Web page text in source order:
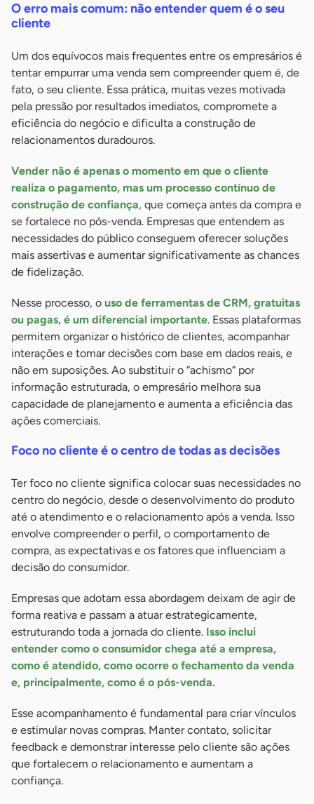
O erro mais comum: não entender quem é o seu
cliente
Um dos equívocos mais frequentes entre os empresários é
tentar empurrar uma venda sem compreender quem é, de
fato, o seu cliente. Essa prática, muitas vezes motivada
pela pressão por resultados imediatos, compromete a
eficiência do negócio e dificulta a construção de
relacionamentos duradouros.
Vender não é apenas o momento em que o cliente
realiza o pagamento, mas um processo contínuo de
construção de confiança, que começa antes da compra e
se fortalece no pós-venda. Empresas que entendem as
necessidades do público conseguem oferecer soluções
mais assertivas e aumentar significativamente as chances
de fidelização.
Nesse processo, o uso de ferramentas de CRM, gratuitas
ou pagas, é um diferencial importante. Essas plataformas
permitem organizar o histórico de clientes, acompanhar
interações e tomar decisões com base em dados reais, e
não em suposições. Ao substituir o “achismo” por
informação estruturada, o empresário melhora sua
capacidade de planejamento e aumenta a eficiência das
ações comerciais.
Foco no cliente é o centro de todas as decisões
Ter foco no cliente significa colocar suas necessidades no
centro do negócio, desde o desenvolvimento do produto
até o atendimento e o relacionamento após a venda. Isso
envolve compreender o perfil, o comportamento de
compra, as expectativas e os fatores que influenciam a
decisão do consumidor.
Empresas que adotam essa abordagem deixam de agir de
forma reativa e passam a atuar estrategicamente,
estruturando toda a jornada do cliente. Isso inclui
entender como o consumidor chega até a empresa,
como é atendido, como ocorre o fechamento da venda
e, principalmente, como é o pós-venda.
Esse acompanhamento é fundamental para criar vínculos
e estimular novas compras. Manter contato, solicitar
feedback e demonstrar interesse pelo cliente são ações
que fortalecem o relacionamento e aumentam a
confiança.